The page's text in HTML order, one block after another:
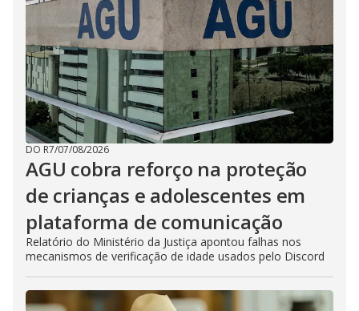
DO R7/07/08/2026
AGU cobra reforço na proteção
de crianças e adolescentes em
plataforma de comunicação
Relatório do Ministério da Justiça apontou falhas nos
mecanismos de verificação de idade usados pelo Discord